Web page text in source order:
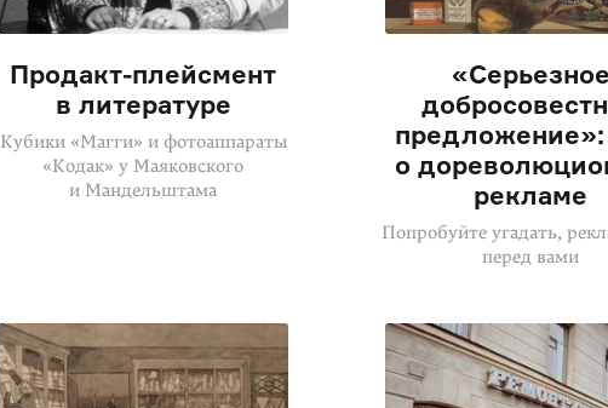
Продакт-плейсмент
в литературе
Кубики «Магги» и фотоаппараты
«Кодак» у Маяковского
и Мандельштама
«Серьезное
предложение»:
о
рекламе
Попробуйте угадать,
перед вами